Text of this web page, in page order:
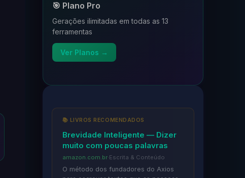
🎯 Plano Pro
Gerações ilimitadas em todas as 13
ferramentas
Ver Planos →
📚 LIVROS RECOMENDADOS
Brevidade Inteligente — Dizer
muito com poucas palavras
amazon.com.br·Escrita & Conteúdo
O método dos fundadores do Axios